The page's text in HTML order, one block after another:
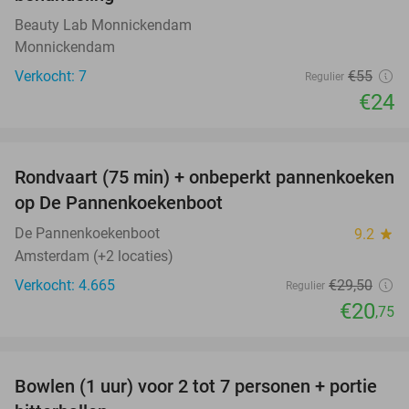
Beauty Lab Monnickendam
Monnickendam
Verkocht: 7
Regulier €55
€24
30%
Rondvaart (75 min) + onbeperkt pannenkoeken
op De Pannenkoekenboot
De Pannenkoekenboot 9.2 star
Amsterdam (+2 locaties)
Verkocht: 4.665
Regulier €29,50
€20,75
37%
Bowlen (1 uur) voor 2 tot 7 personen + portie